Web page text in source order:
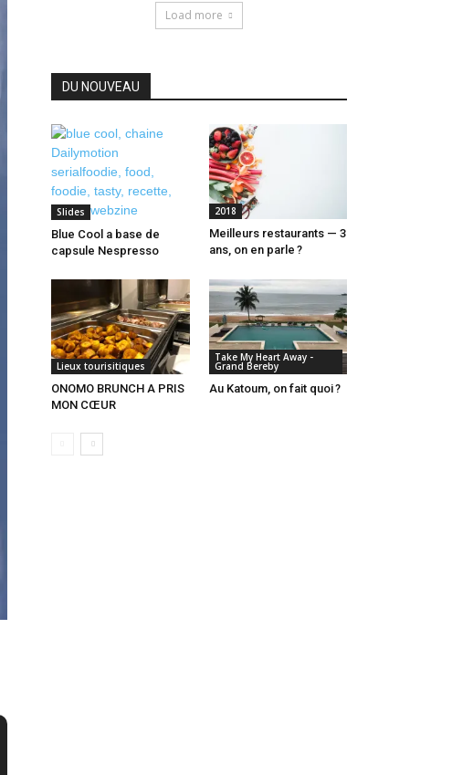
Load more
DU NOUVEAU
Slides
Blue Cool a base de
capsule Nespresso
2018
Meilleurs restaurants — 3
ans, on en parle ?
Lieux tourisitiques
ONOMO BRUNCH A PRIS
MON CŒUR
Take My Heart Away -
Grand Bereby
Au Katoum, on fait quoi ?